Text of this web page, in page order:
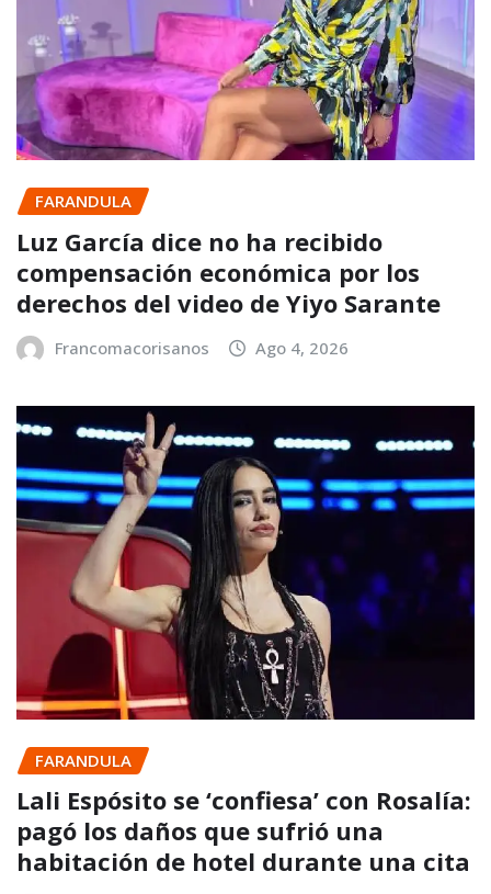
FARANDULA
Luz García dice no ha recibido
compensación económica por los
derechos del video de Yiyo Sarante
Francomacorisanos Ago 4, 2026
FARANDULA
Lali Espósito se ‘confiesa’ con Rosalía:
pagó los daños que sufrió una
habitación de hotel durante una cita